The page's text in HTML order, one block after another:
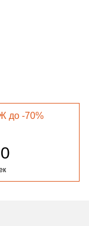
до -70%